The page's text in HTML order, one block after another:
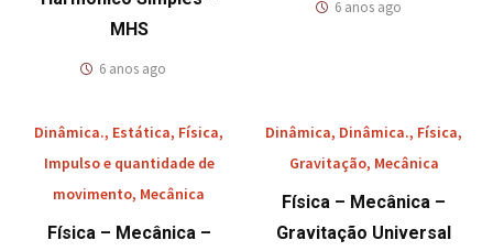
MHS
6 anos ago
6 anos ago
Dinâmica., Estática, Física,
Impulso e quantidade de
movimento, Mecânica
Física – Mecânica –
Dinâmica, Dinâmica., Física,
Gravitação, Mecânica
Física – Mecânica –
Gravitação Universal